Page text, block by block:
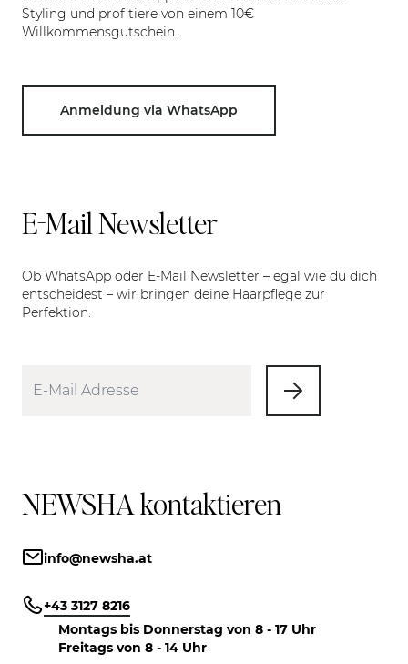
Styling und profitiere von einem 10€
Willkommensgutschein.
Anmeldung via WhatsApp
E-Mail Newsletter
Ob WhatsApp oder E-Mail Newsletter – egal wie du dich
entscheidest – wir bringen deine Haarpflege zur
Perfektion.
NEWSHA kontaktieren
info@newsha.at
+43 3127 8216
Montags bis Donnerstag von 8 - 17 Uhr
Freitags von 8 - 14 Uhr